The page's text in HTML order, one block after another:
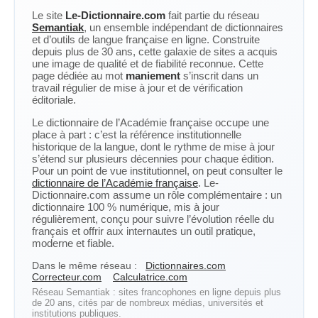
Le site Le-Dictionnaire.com fait partie du réseau
Semantiak, un ensemble indépendant de dictionnaires
et d’outils de langue française en ligne. Construite
depuis plus de 30 ans, cette galaxie de sites a acquis
une image de qualité et de fiabilité reconnue. Cette
page dédiée au mot maniement s’inscrit dans un
travail régulier de mise à jour et de vérification
éditoriale.
Le dictionnaire de l’Académie française occupe une
place à part : c’est la référence institutionnelle
historique de la langue, dont le rythme de mise à jour
s’étend sur plusieurs décennies pour chaque édition.
Pour un point de vue institutionnel, on peut consulter le
dictionnaire de l’Académie française. Le-
Dictionnaire.com assume un rôle complémentaire : un
dictionnaire 100 % numérique, mis à jour
régulièrement, conçu pour suivre l’évolution réelle du
français et offrir aux internautes un outil pratique,
moderne et fiable.
Dans le même réseau :
Dictionnaires.com
Correcteur.com
Calculatrice.com
Réseau Semantiak : sites francophones en ligne depuis plus
de 20 ans, cités par de nombreux médias, universités et
institutions publiques.